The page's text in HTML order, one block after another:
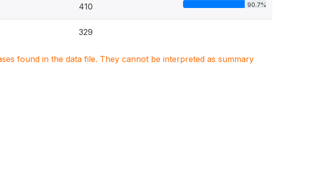
410 90.7%
329
found in the data file. They cannot be interpreted as summary